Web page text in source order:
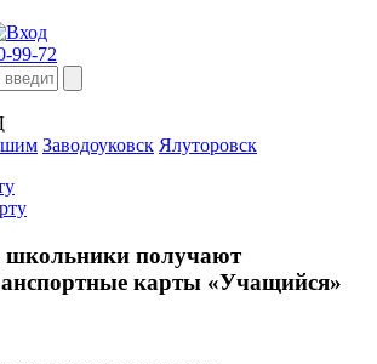
99-72
Заводоуковск Ялуторовск
школьники получают
карты «Учащийся»